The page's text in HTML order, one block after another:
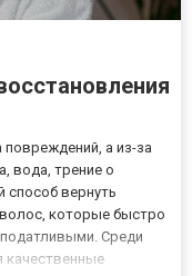
а из-за
вода, трение о
способ вернуть
которые быстро
Среди